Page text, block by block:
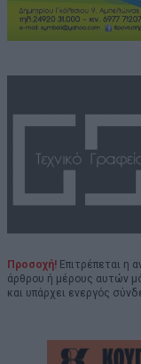
Προσοχή! Επιτρέπεται η
άρθρου ή μέρους αυτών
και υπάρχει ενεργός